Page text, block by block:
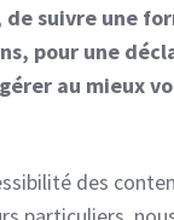
suivre une
pour une
au mieux
des